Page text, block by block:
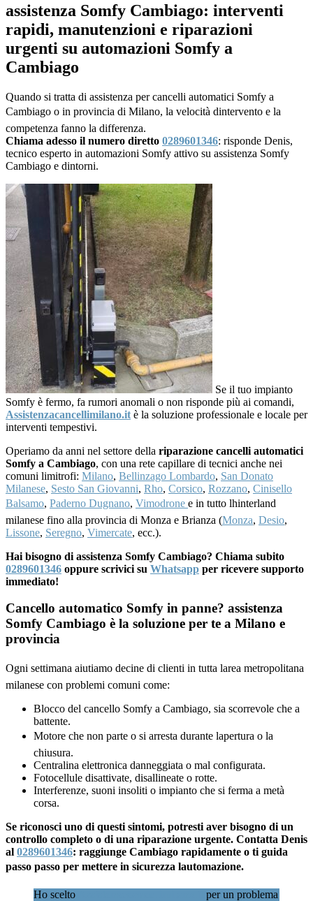
assistenza Somfy Cambiago: interventi
rapidi, manutenzioni e riparazioni
urgenti su automazioni Somfy a
Cambiago
Quando si tratta di assistenza per cancelli automatici Somfy a
Cambiago o in provincia di Milano, la velocità dintervento e la
competenza fanno la differenza.
Chiama adesso il numero diretto 0289601346: risponde Denis,
tecnico esperto in automazioni Somfy attivo su assistenza Somfy
Cambiago e dintorni.
Se il tuo impianto
Somfy è fermo, fa rumori anomali o non risponde più ai comandi,
Assistenzacancellimilano.it è la soluzione professionale e locale per
interventi tempestivi.
Operiamo da anni nel settore della riparazione cancelli automatici
Somfy a Cambiago, con una rete capillare di tecnici anche nei
comuni limitrofi: Milano, Bellinzago Lombardo, San Donato
Milanese, Sesto San Giovanni, Rho, Corsico, Rozzano, Cinisello
Balsamo, Paderno Dugnano, Vimodrone e in tutto lhinterland
milanese fino alla provincia di Monza e Brianza (Monza, Desio,
Lissone, Seregno, Vimercate, ecc.).
Hai bisogno di assistenza Somfy Cambiago? Chiama subito
0289601346 oppure scrivici su Whatsapp per ricevere supporto
immediato!
Cancello automatico Somfy in panne? assistenza
Somfy Cambiago è la soluzione per te a Milano e
provincia
Ogni settimana aiutiamo decine di clienti in tutta larea metropolitana
milanese con problemi comuni come:
Blocco del cancello Somfy a Cambiago, sia scorrevole che a
battente.
Motore che non parte o si arresta durante lapertura o la
chiusura.
Centralina elettronica danneggiata o mal configurata.
Fotocellule disattivate, disallineate o rotte.
Interferenze, suoni insoliti o impianto che si ferma a metà
corsa.
Se riconosci uno di questi sintomi, potresti aver bisogno di un
controllo completo o di una riparazione urgente. Contatta Denis
al 0289601346: raggiunge Cambiago rapidamente o ti guida
passo passo per mettere in sicurezza lautomazione.
Ho scelto
per un problema